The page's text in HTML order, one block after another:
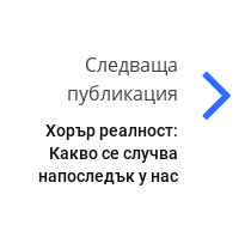
Следваща
публикация
Хорър реалност:
Какво се случва
напоследък у нас